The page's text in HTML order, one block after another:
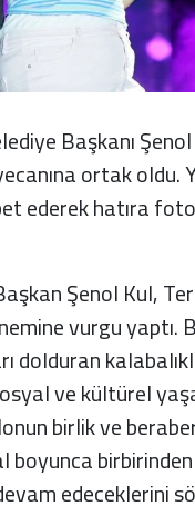
Başkanı
ortak oldu.
ederek hatıra
Şenol Kul,
vurgu yaptı.
ve kültürel
birlik ve
birbirinden
edeceklerini